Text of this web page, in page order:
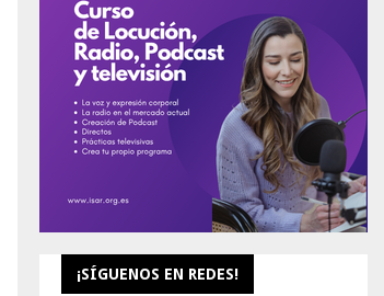
C
H
¡SÍGUENOS EN REDES!